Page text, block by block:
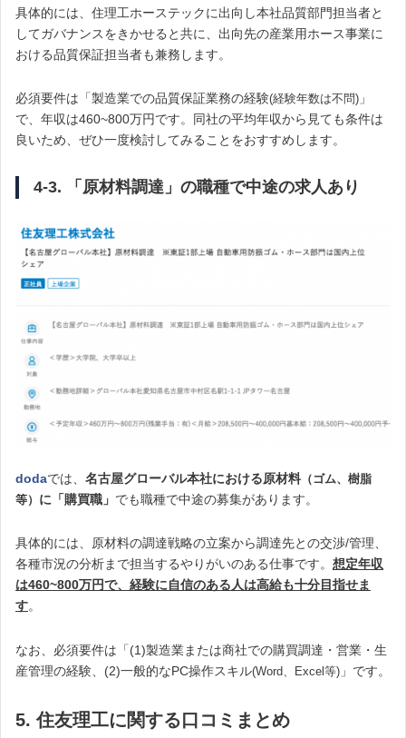
具体的には、住理工ホーステックに出向し本社品質部門担当者と
してガバナンスをきかせると共に、出向先の産業用ホース事業に
おける品質保証担当者も兼務します。
必須要件は「製造業での品質保証業務の経験(経験年数は不問) 」
で、年収は460~800万円です。同社の平均年収から見ても条件は
良いため、ぜひ一度検討してみることをおすすめします。
4-3. 「原材料調達」の職種で中途の求人あり
dodaでは、 名古屋グローバル本社における原材料 （ゴム、樹脂
等） に「購買職」 でも職種で中途の募集があります。
具体的には、原材料の調達戦略の立案から調達先との交渉/管理、
各種市況の分析まで担当するやりがいのある仕事です。 想定年収
は460~800万円で、経験に自信のある人は高給も十分目指せま
す。
なお、必須要件は「(1)製造業または商社での購買調達・営業・生
産管理の経験、(2)一般的なPC操作スキル(Word、Excel等) 」です。
5. 住友理工に関する口コミまとめ